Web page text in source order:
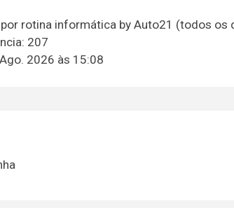
rotina informática by Auto21 (todos
207
2026 às 15:08